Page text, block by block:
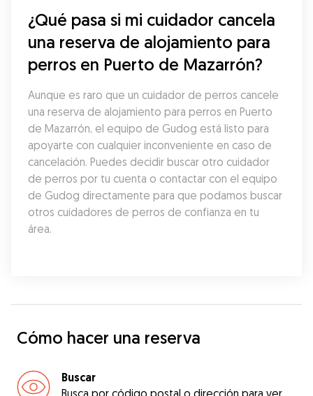
¿Qué pasa si mi cuidador cancela
una reserva de alojamiento para
perros en Puerto de Mazarrón?
Aunque es raro que un cuidador de perros cancele
una reserva de alojamiento para perros en Puerto
de Mazarrón, el equipo de Gudog está listo para
apoyarte con cualquier inconveniente en caso de
cancelación. Puedes decidir buscar otro cuidador
de perros por tu cuenta o contactar con el equipo
de Gudog directamente para que podamos buscar
otros cuidadores de perros de confianza en tu
área.
Cómo hacer una reserva
Buscar
Busca por código postal o dirección para ver